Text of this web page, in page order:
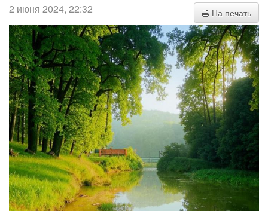
На печать
2 июня 2024, 22:32